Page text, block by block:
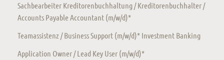
Sachbearbeiter Kreditorenbuchhaltung / Kreditorenbuchhalter /
Accounts Payable Accountant (m/w/d)*
Teamassistenz / Business Support (m/w/d)* Investment Banking
Application Owner / Lead Key User (m/w/d)*